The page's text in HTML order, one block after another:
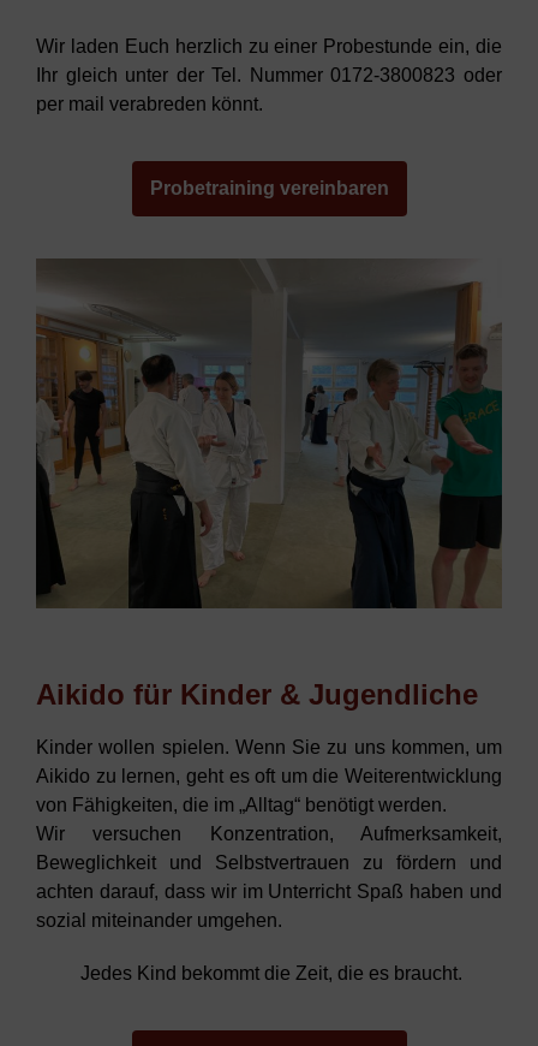
Wir laden Euch herzlich zu einer Probestunde ein, die
Ihr gleich unter der Tel. Nummer 0172-3800823 oder
per mail verabreden könnt.
Probetraining vereinbaren
Aikido für Kinder & Jugendliche
Kinder wollen spielen. Wenn Sie zu uns kommen, um
Aikido zu lernen, geht es oft um die Weiterentwicklung
von Fähigkeiten, die im „Alltag“ benötigt werden.
Wir versuchen Konzentration, Aufmerksamkeit,
Beweglichkeit und Selbstvertrauen zu fördern und
achten darauf, dass wir im Unterricht Spaß haben und
sozial miteinander umgehen.
Jedes Kind bekommt die Zeit, die es braucht.